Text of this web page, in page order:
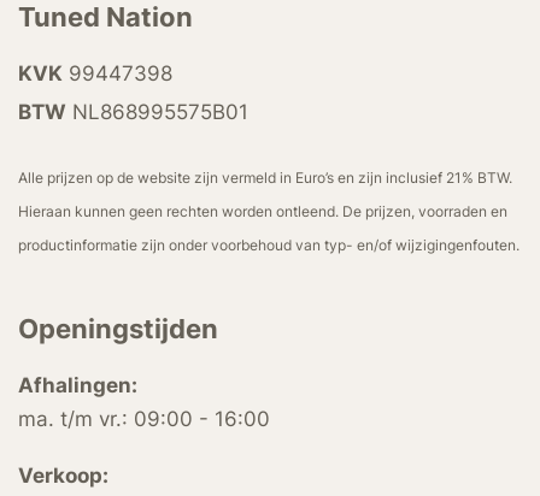
Tuned Nation
KVK 99447398
BTW NL868995575B01
Alle prijzen op de website zijn vermeld in Euro’s en zijn inclusief 21% BTW.
Hieraan kunnen geen rechten worden ontleend. De prijzen, voorraden en
productinformatie zijn onder voorbehoud van typ- en/of wijzigingenfouten.
Openingstijden
Afhalingen:
ma. t/m vr.: 09:00 - 16:00
Verkoop: